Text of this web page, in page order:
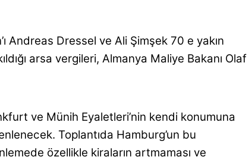
Andreas Dressel ve Ali Şimşek 70 e yakın
arsa vergileri, Almanya Maliye Bakanı Olaf
ve Münih Eyaletleri’nin kendi konumuna
Toplantıda Hamburg’un bu
özellikle kiraların artmaması ve